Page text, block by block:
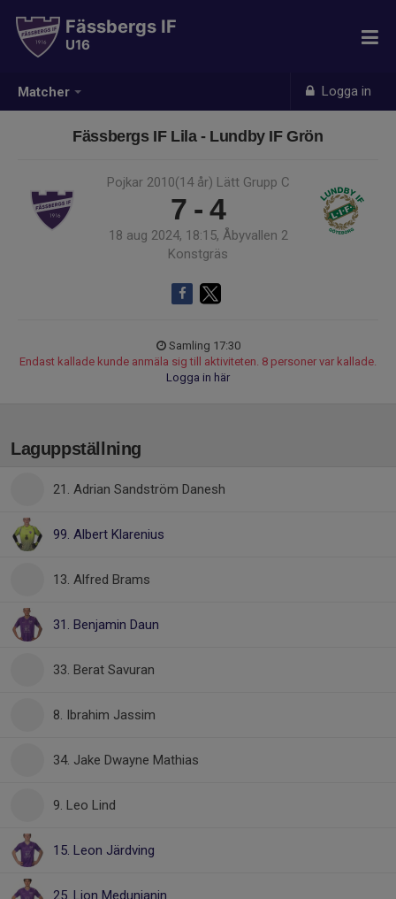
Matcher Logga in
Fässbergs IF
U16
Fässbergs IF Lila - Lundby IF Grön
Pojkar 2010(14 år) Lätt Grupp C
7 - 4
18 aug 2024, 18:15, Åbyvallen 2
Konstgräs
Samling 17:30
Endast kallade kunde anmäla sig till aktiviteten. 8 personer var kallade.
Logga in här
Laguppställning
21. Adrian Sandström Danesh
99. Albert Klarenius
13. Alfred Brams
31. Benjamin Daun
33. Berat Savuran
8. Ibrahim Jassim
34. Jake Dwayne Mathias
9. Leo Lind
15. Leon Järdving
25. Lion Medunjanin